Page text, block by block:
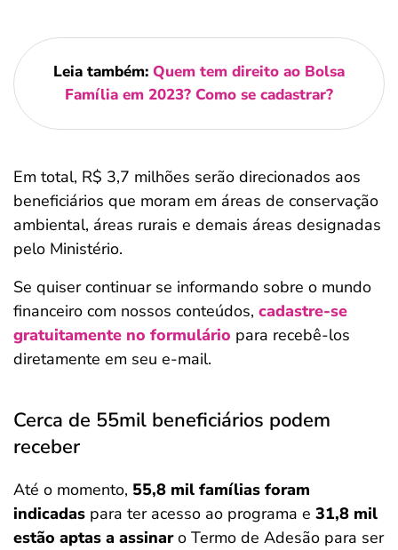
Leia também: Quem tem direito ao Bolsa
Família em 2023? Como se cadastrar?
Em total, R$ 3,7 milhões serão direcionados aos
beneficiários que moram em áreas de conservação
ambiental, áreas rurais e demais áreas designadas
pelo Ministério.
Se quiser continuar se informando sobre o mundo
financeiro com nossos conteúdos, cadastre-se
gratuitamente no formulário para recebê-los
diretamente em seu e-mail.
Cerca de 55mil beneficiários podem
receber
Até o momento, 55,8 mil famílias foram
indicadas para ter acesso ao programa e 31,8 mil
estão aptas a assinaro Termo de Adesão para ser